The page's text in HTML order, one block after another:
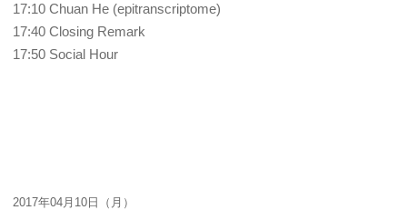
17:10 Chuan He (epitranscriptome)
17:40 Closing Remark
17:50 Social Hour
2017年04月10日（月）